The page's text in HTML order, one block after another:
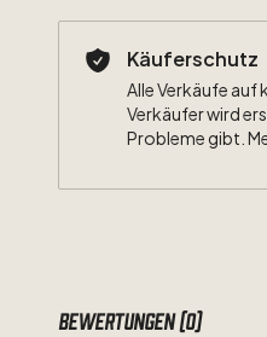
Käuferschutz
Alle Verkäufe auf
Verkäufer wird
Probleme gibt.
Bewertungen (0)